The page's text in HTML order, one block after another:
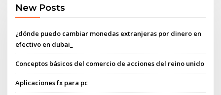
New Posts
¿dónde puedo cambiar monedas extranjeras por dinero en
efectivo en dubai_
Conceptos básicos del comercio de acciones del reino unido
Aplicaciones fx para pc